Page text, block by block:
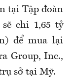
tại Tập đoàn
chi 1,65 tỷ
để mua lại
Group, Inc.,
sở tại Mỹ.